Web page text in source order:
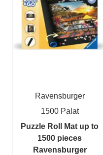
Ravensburger
1500 Palat
Puzzle Roll Mat up to
1500 pieces
Ravensburger